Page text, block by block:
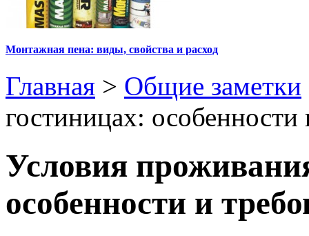
Монтажная пена: виды, свойства и расход
Главная > Общие заметки
гостиницах: особенности
Условия
особенности и